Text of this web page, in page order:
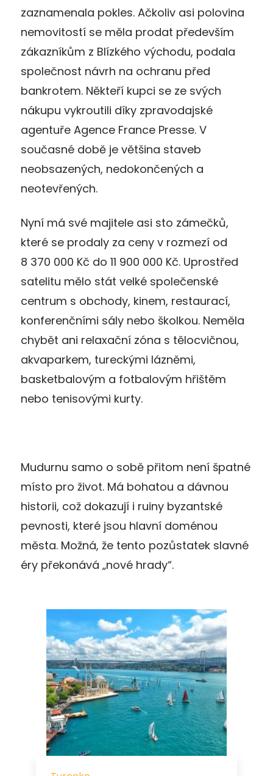
zaznamenala pokles. Ačkoliv asi polovina
nemovitostí se měla prodat především
zákazníkům z Blízkého východu, podala
společnost návrh na ochranu před
bankrotem. Někteří kupci se ze svých
nákupu vykroutili díky zpravodajské
agentuře Agence France Presse. V
současné době je většina staveb
neobsazených, nedokončených a
neotevřených.
Nyní má své majitele asi sto zámečků,
které se prodaly za ceny v rozmezí od
8 370 000 Kč do 11 900 000 Kč. Uprostřed
satelitu mělo stát velké společenské
centrum s obchody, kinem, restaurací,
konferenčními sály nebo školkou. Neměla
chybět ani relaxační zóna s tělocvičnou,
akvaparkem, tureckými lázněmi,
basketbalovým a fotbalovým hřištěm
nebo tenisovými kurty.
Mudurnu samo o sobě přitom není špatné
místo pro život. Má bohatou a dávnou
historii, což dokazují i ruiny byzantské
pevnosti, které jsou hlavní doménou
města. Možná, že tento pozůstatek slavné
éry překonává „nové hrady“.